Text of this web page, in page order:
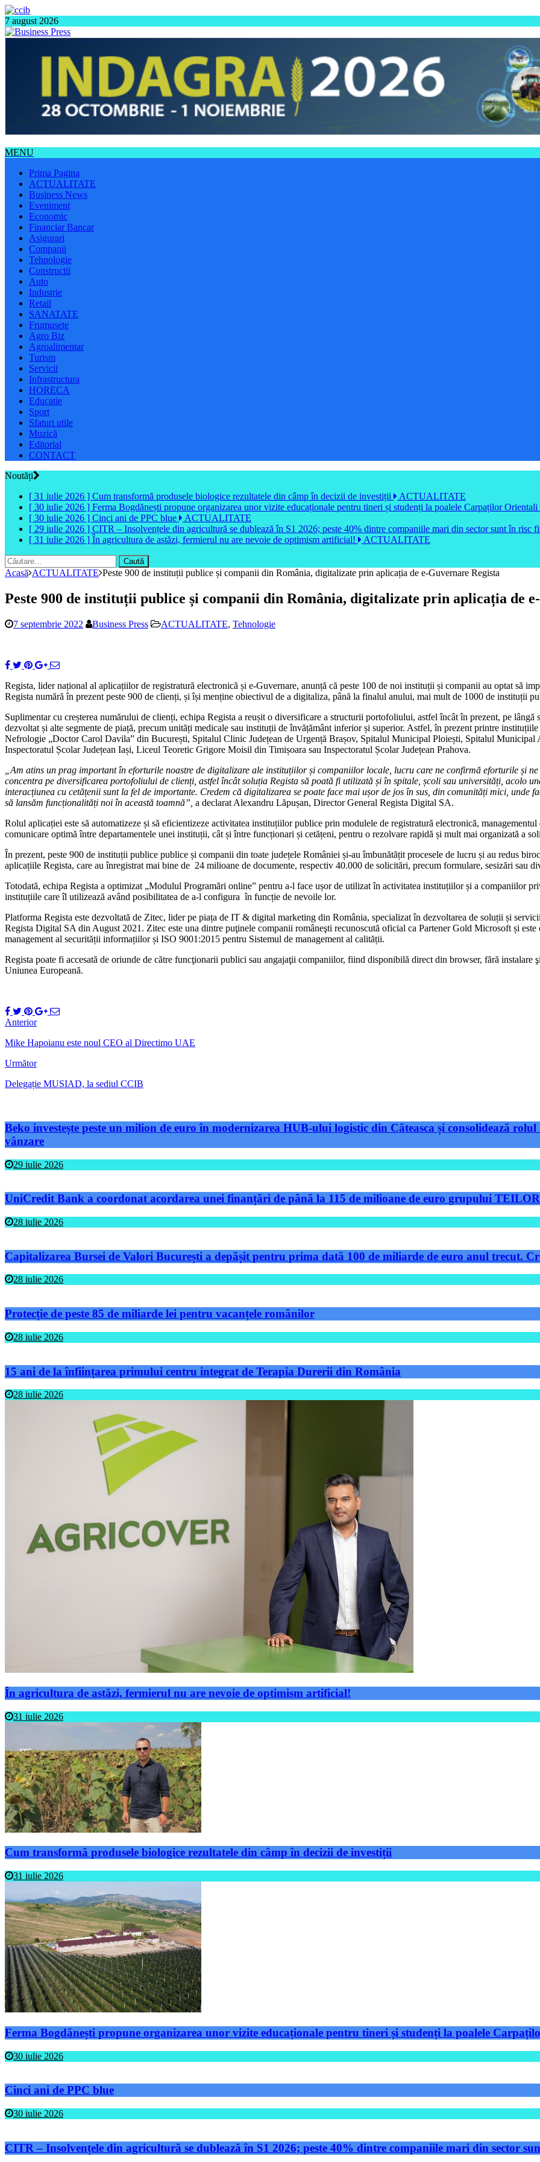
7 august 2026
MENU
Prima Pagina
ACTUALITATE
Business News
Eveniment
Economic
Financiar Bancar
Asigurari
Companii
Tehnologie
Constructii
Auto
Industrie
Retail
SANATATE
Frumusete
Agro Biz
Agroalimentar
Turism
Servicii
Infrastructura
HORECA
Educatie
Sport
Sfaturi utile
Muzică
Editorial
CONTACT
Noutăți
[ 31 iulie 2026 ] Cum transformă produsele biologice rezultatele din câmp în decizii de investiții
ACTUALITATE
[ 30 iulie 2026 ] Ferma Bogdănești propune organizarea unor vizite educaționale pentru tineri și studenți la poalele Carpaților Orientali
[ 30 iulie 2026 ] Cinci ani de PPC blue
ACTUALITATE
[ 29 iulie 2026 ] CITR – Insolvențele din agricultură se dublează în S1 2026; peste 40% dintre companiile mari din sector sunt în risc
[ 31 iulie 2026 ] În agricultura de astăzi, fermierul nu are nevoie de optimism artificial!
ACTUALITATE
Caută
după:
Acasă ACTUALITATE Peste 900 de instituții publice și companii din România, digitalizate prin aplicația de e-Guvernare Regista
Peste 900 de instituții publice și companii din România, digitalizate prin aplicația de
7 septembrie 2022 Business Press ACTUALITATE, Tehnologie
Regista, lider național al aplicațiilor de registratură electronică și e-Guvernare, anunță că peste 100 de noi instituții și companii au optat să
Regista numără în prezent peste 900 de clienți, și își menține obiectivul de a digitaliza, până la finalul anului, mai mult de 1000 de instituții
Suplimentar cu creșterea numărului de clienți, echipa Regista a reușit o diversificare a structurii portofoliului, astfel încât în prezent, pe
dezvoltat și alte segmente de piață, precum unități medicale sau instituții de învățământ inferior și superior. Astfel, în prezent printre
Nefrologie „Doctor Carol Davila” din București, Spitalul Clinic Județean de Urgență Brașov, Spitalul Municipal Ploiești, Spitalul Municipal
Inspectoratul Școlar Județean Iași, Liceul Teoretic Grigore Moisil din Timișoara sau Inspectoratul Școlar Județean Prahova.
„Am atins un prag important în eforturile noastre de digitalizare ale instituțiilor și companiilor locale, lucru care ne confirmă eforturile și
concentra pe diversificarea portofoliului de clienți, astfel încât soluția Regista să poată fi utilizată și în spitale, școli sau universități, acolo
interacțiunea cu cetățenii sunt la fel de importante. Credem că digitalizarea se poate face mai ușor de jos în sus, din comunități mici, unde
să lansăm funcționalități noi în această toamnă”, a declarat Alexandru Lăpușan, Director General Regista Digital SA.
Rolul aplicației este să automatizeze și să eficientizeze activitatea instituțiilor publice prin modulele de registratură electronică,
comunicare optimă între departamentele unei instituții, cât și între funcționari și cetățeni, pentru o rezolvare rapidă și mult mai organizată a
În prezent, peste 900 de instituții publice publice și companii din toate județele României și-au îmbunătățit procesele de lucru și au redus
aplicațiile Regista, care au înregistrat mai bine de 24 milioane de documente, respectiv 40.000 de solicitări, precum formulare, sesizări sau
Totodată, echipa Regista a optimizat „Modulul Programări online” pentru a-l face ușor de utilizat în activitatea instituțiilor și a companiilor
instituțiile care îl utilizează având posibilitatea de a-l configura în funcție de nevoile lor.
Platforma Regista este dezvoltată de Zitec, lider pe piața de IT & digital marketing din România, specializat în dezvoltarea de soluții și
Regista Digital SA din August 2021. Zitec este una dintre puţinele companii româneşti recunoscută oficial ca Partener Gold Microsoft și
management al securității informațiilor și ISO 9001:2015 pentru Sistemul de management al calității.
Regista poate fi accesată de oriunde de către funcţionarii publici sau angajaţii companiilor, fiind disponibilă direct din browser, fără
Uniunea Europeană.
Anterior
Mike Hapoianu este noul CEO al Directimo UAE
Următor
Delegație MUSIAD, la sediul CCIB
Beko investește peste un milion de euro în modernizarea HUB-ului logistic din Căteasca și consolidează
vânzare
29 iulie 2026
UniCredit Bank a coordonat acordarea unei finanțări de până la 115 de milioane de euro grupului TEILOR
28 iulie 2026
Capitalizarea Bursei de Valori București a depășit pentru prima dată 100 de miliarde de euro anul trecut.
28 iulie 2026
Protecție de peste 85 de miliarde lei pentru vacanțele românilor
28 iulie 2026
15 ani de la înființarea primului centru integrat de Terapia Durerii din România
28 iulie 2026
În agricultura de astăzi, fermierul nu are nevoie de optimism artificial!
31 iulie 2026
Cum transformă produsele biologice rezultatele din câmp în decizii de investiții
31 iulie 2026
Ferma Bogdănești propune organizarea unor vizite educaționale pentru tineri și studenți la poalele
30 iulie 2026
Cinci ani de PPC blue
30 iulie 2026
CITR – Insolvențele din agricultură se dublează în S1 2026; peste 40% dintre companiile mari din sector